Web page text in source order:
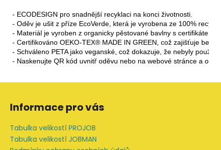
- ECODESIGN pro snadnější recyklaci na konci životnosti.
- Oděv je ušit z příze EcoVerde, která je vyrobena ze 100%
- Materiál je vyroben z organicky pěstované bavlny s certifikátem
- Certifikováno OEKO-TEX® MADE IN GREEN, což zajišťuje
- Schváleno PETA jako veganské, což dokazuje, že nebyly použity
- Naskenujte QR kód uvnitř oděvu nebo na webové stránce a
Z
Informace pro vás
Tabulka velikostí PROJOB
Tabulka velikostí JOBMAN